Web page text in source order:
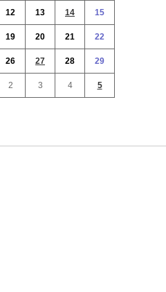
12 13 14 15
19 20 21 22
26 27 28 29
2 3 4 5